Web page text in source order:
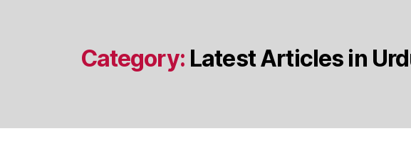
Category: Latest Articles in